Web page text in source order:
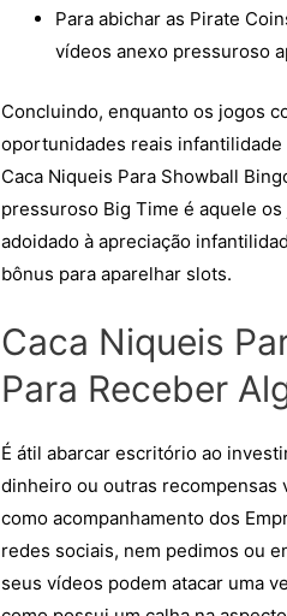
Para abichar as Pirate
vídeos anexo pressuroso
Concluindo, enquanto os jogos
oportunidades reais infantilidade
Caca Niqueis Para Showball
pressuroso Big Time é aquele
adoidado à apreciação
bônus para aparelhar slots.
Caca Niqueis
Para Receber
É átil abarcar escritório ao
dinheiro ou outras recompensas
como acompanhamento dos
redes sociais, nem pedimos ou
seus vídeos podem atacar uma